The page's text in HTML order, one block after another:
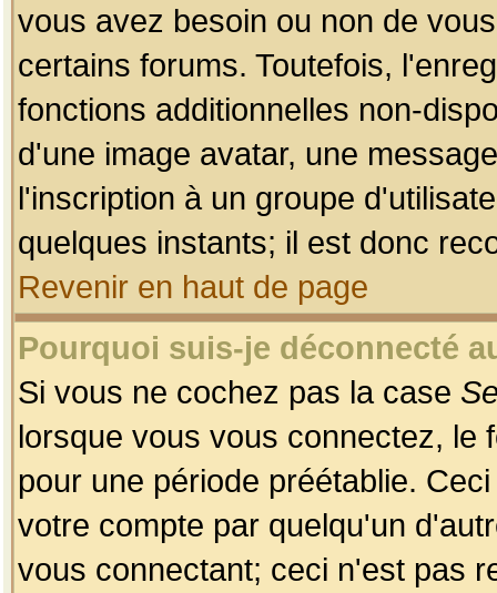
vous avez besoin ou non de
certains forums. Toutefois,
fonctions additionnelles non-
d'une image avatar, une
l'inscription à un groupe
quelques instants; il est donc
Revenir en haut de page
Pourquoi suis-je déconnecté
Si vous ne cochez pas la case
lorsque vous vous connectez, le
pour une période préétablie.
votre compte par quelqu'un
vous connectant; ceci n'est pas